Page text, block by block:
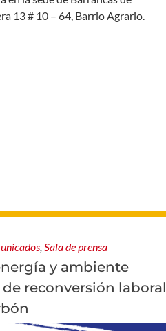
13 # 10 – 64, Barrio Agrario.
Sala de prensa
y ambiente
reconversión laboral